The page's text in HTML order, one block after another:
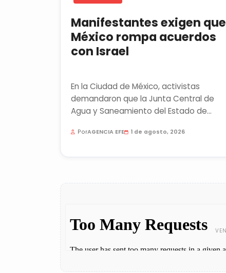
Manifestantes exigen que
México rompa acuerdos
con Israel
En la Ciudad de México, activistas
demandaron que la Junta Central de
Agua y Saneamiento del Estado de
agencias,...
PorAGENCIA EFE 1 de agosto, 2026